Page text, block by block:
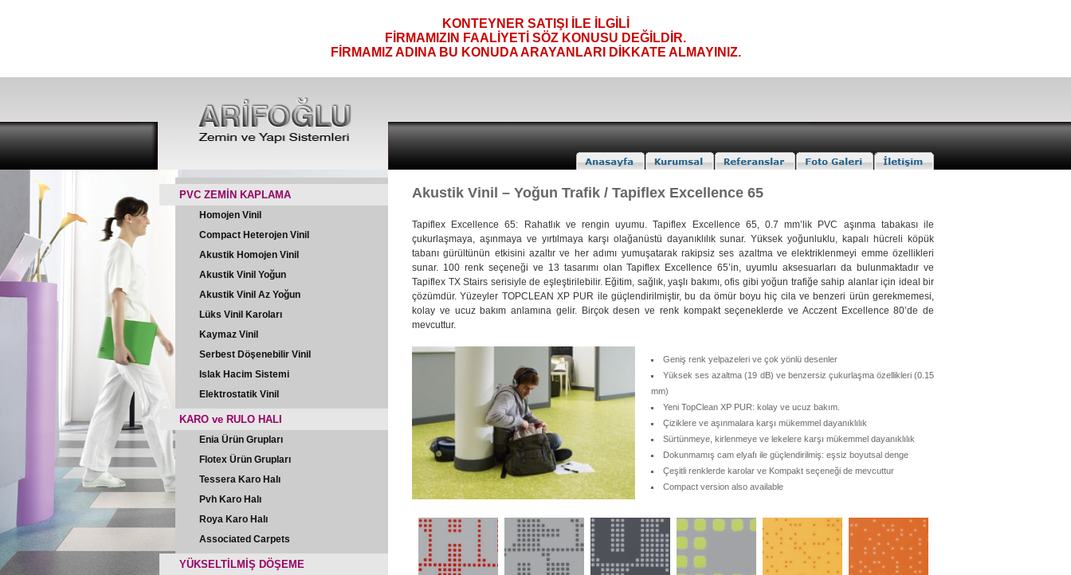
KONTEYNER SATIŞI İLE İLGİLİ
FİRMAMIZIN FAALİYETİ SÖZ KONUSU DEĞİLDİR.
FİRMAMIZ ADINA BU KONUDA ARAYANLARI DİKKATE ALMAYINIZ.
PVC ZEMİN KAPLAMA
Homojen Vinil
Compact Heterojen Vinil
Akustik Homojen Vinil
Akustik Vinil Yoğun
Akustik Vinil Az Yoğun
Lüks Vinil Karoları
Kaymaz Vinil
Serbest Döşenebilir Vinil
Islak Hacim Sistemi
Elektrostatik Vinil
KARO ve RULO HALI
Enia Ürün Grupları
Flotex Ürün Grupları
Tessera Karo Halı
Pvh Karo Halı
Roya Karo Halı
Associated Carpets
YÜKSELTİLMİŞ DÖŞEME
Akustik Vinil – Yoğun Trafik / Tapiflex Excellence 65
Tapiflex Excellence 65: Rahatlık ve rengin uyumu. Tapiflex Excellence 65, 0.7 mm’lik PVC aşınma tabakası ile
çukurlaşmaya, aşınmaya ve yırtılmaya karşı olağanüstü dayanıklılık sunar. Yüksek yoğunluklu, kapalı hücreli köpük
tabanı gürültünün etkisini azaltır ve her adımı yumuşatarak rakipsiz ses azaltma ve elektriklenmeyi emme özellikleri
sunar. 100 renk seçeneği ve 13 tasarımı olan Tapiflex Excellence 65’in, uyumlu aksesuarları da bulunmaktadır ve
Tapiflex TX Stairs serisiyle de eşleştirilebilir. Eğitim, sağlık, yaşlı bakımı, ofis gibi yoğun trafiğe sahip alanlar için ideal bir
çözümdür. Yüzeyler TOPCLEAN XP PUR ile güçlendirilmiştir, bu da ömür boyu hiç cila ve benzeri ürün gerekmemesi,
kolay ve ucuz bakım anlamına gelir. Birçok desen ve renk kompakt seçeneklerde ve Acczent Excellence 80’de de
mevcuttur.
Geniş renk yelpazeleri ve çok yönlü desenler
Yüksek ses azaltma (19 dB) ve benzersiz çukurlaşma özellikleri (0.15
mm)
Yeni TopClean XP PUR: kolay ve ucuz bakım.
Çiziklere ve aşınmalara karşı mükemmel dayanıklılık
Sürtünmeye, kirlenmeye ve lekelere karşı mükemmel dayanıklılık
Dokunmamış cam elyafı ile güçlendirilmiş: eşsiz boyutsal denge
Çeşitli renklerde karolar ve Kompakt seçeneği de mevcuttur
Compact version also available